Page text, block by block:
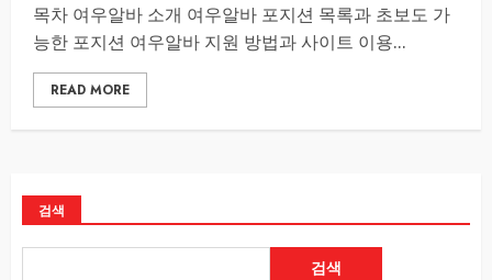
목차 여우알바 소개 여우알바 포지션 목록과 초보도 가
능한 포지션 여우알바 지원 방법과 사이트 이용...
READ MORE
검색
검색